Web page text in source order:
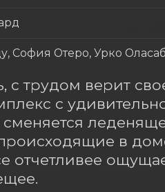
София Отеро, Урко
с трудом верит
с
в
отчетливее